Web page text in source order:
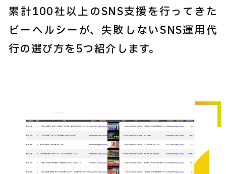
累計100社以上のSNS支援を行ってきた
ビーヘルシーが、失敗しないSNS運用代
行の選び方を5つ紹介します。